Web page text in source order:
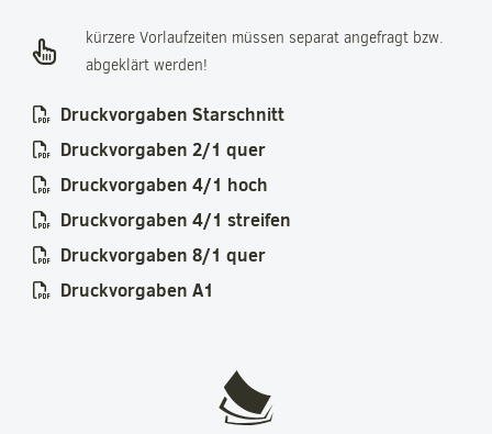
kürzere Vorlaufzeiten müssen separat angefragt bzw.
abgeklärt werden!
Druckvorgaben Starschnitt
Druckvorgaben 2/1 quer
Druckvorgaben 4/1 hoch
Druckvorgaben 4/1 streifen
Druckvorgaben 8/1 quer
Druckvorgaben A1